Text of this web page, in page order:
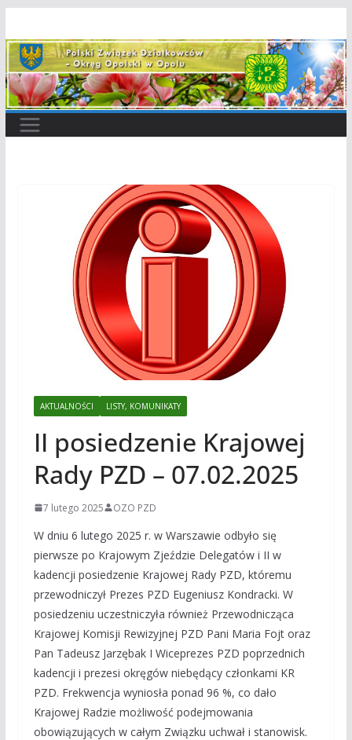
do
treści
AKTUALNOŚCI LISTY, KOMUNIKATY
II posiedzenie Krajowej
Rady PZD – 07.02.2025
7 lutego 2025 OZO PZD
W dniu 6 lutego 2025 r. w Warszawie odbyło się
pierwsze po Krajowym Zjeździe Delegatów i II w
kadencji posiedzenie Krajowej Rady PZD, któremu
przewodniczył Prezes PZD Eugeniusz Kondracki. W
posiedzeniu uczestniczyła również Przewodnicząca
Krajowej Komisji Rewizyjnej PZD Pani Maria Fojt oraz
Pan Tadeusz Jarzębak I Wiceprezes PZD poprzednich
kadencji i prezesi okręgów niebędący członkami KR
PZD. Frekwencja wyniosła ponad 96 %, co dało
Krajowej Radzie możliwość podejmowania
obowiązujących w całym Związku uchwał i stanowisk.